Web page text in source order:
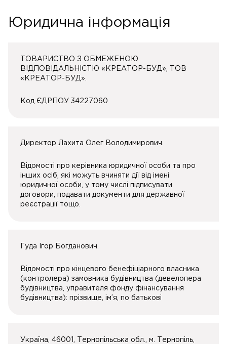
Юридична інформація
ТОВАРИСТВО З ОБМЕЖЕНОЮ
ВІДПОВІДАЛЬНІСТЮ «КРЕАТОР-БУД», ТОВ
«КРЕАТОР-БУД».
Код ЄДРПОУ 34227060
Директор Лахита Олег Володимирович.
Відомості про керівника юридичної особи та про
інших осіб, які можуть вчиняти дії від імені
юридичної особи, у тому числі підписувати
договори, подавати документи для державної
реєстрації тощо.
Гуда Ігор Богданович.
Відомості про кінцевого бенефіціарного власника
(контролера) замовника будівництва (девелопера
будівництва, управителя фонду фінансування
будівництва): прізвище, ім’я, по батькові
Україна, 46001, Тернопільська обл., м. Тернопіль,